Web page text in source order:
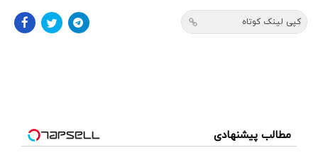
کپی لینک کوتاه
مطالب پیشنهادی